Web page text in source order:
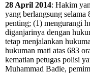
28 April 2014: Hakim
yang berlangsung
penting; (1) mengurangi
diganjarinya dengan
tetap menjalankan
hukuman mati atas 683
kematian petugas polisi
Muhammad Badie,